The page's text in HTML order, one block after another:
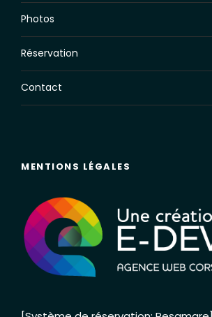
Photos
Réservation
Contact
MENTIONS LÉGALES